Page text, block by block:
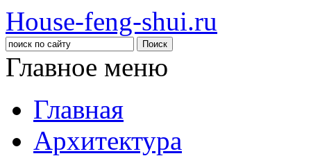
House-feng-shui.ru
Главное меню
Главная
Архитектура